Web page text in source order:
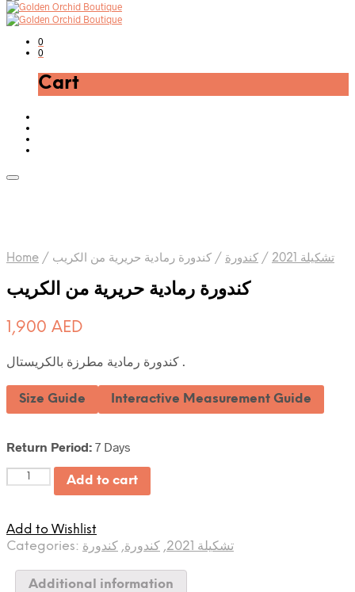
0
0
Cart
Home / تشكيلة 2021 / كندورة / كندورة رمادية حريرية من الكريب
كندورة رمادية حريرية من الكريب
1,900 AED
كندورة رمادية مطرزة بالكريستال .
Size Guide Interactive Measurement Guide
Return Period: 7 Days
Quantity Add to cart
Add to Wishlist
Categories:
تشكيلة 2021 , كندورة, كندورة
Additional information